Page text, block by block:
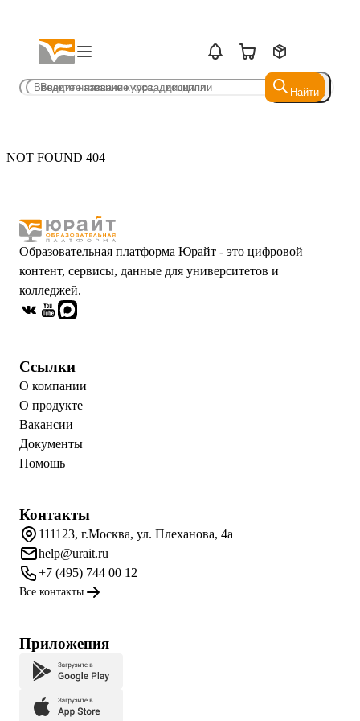
Найти
Найти
NOT FOUND 404
Образовательная платформа Юрайт - это цифровой
контент, сервисы, данные для университетов и
колледжей.
Ссылки
О компании
О продукте
Вакансии
Документы
Помощь
Контакты
111123, г.Москва, ул. Плеханова, 4а
help@urait.ru
+7 (495) 744 00 12
Все контакты
Приложения